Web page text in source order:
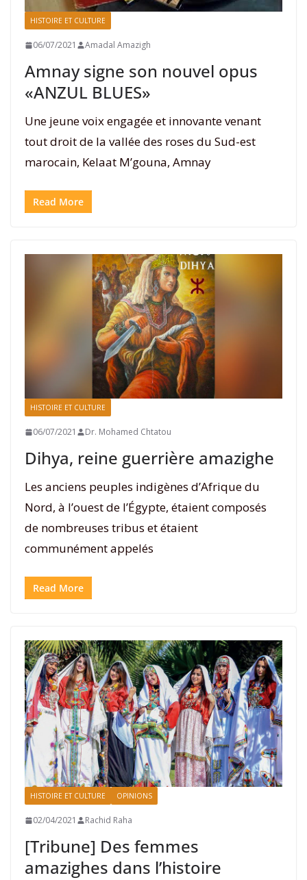
HISTOIRE ET CULTURE
06/07/2021 Amadal Amazigh
Amnay signe son nouvel opus
«ANZUL BLUES»
Une jeune voix engagée et innovante venant
tout droit de la vallée des roses du Sud-est
marocain, Kelaat M’gouna, Amnay
Read More
HISTOIRE ET CULTURE
06/07/2021 Dr. Mohamed Chtatou
Dihya, reine guerrière amazighe
Les anciens peuples indigènes d’Afrique du
Nord, à l’ouest de l’Égypte, étaient composés
de nombreuses tribus et étaient
communément appelés
Read More
HISTOIRE ET CULTURE OPINIONS
02/04/2021 Rachid Raha
[Tribune] Des femmes
amazighes dans l’histoire